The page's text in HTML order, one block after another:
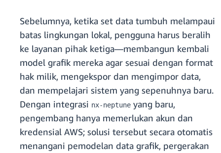
Sebelumnya, ketika set data tumbuh melampaui
batas lingkungan lokal, pengguna harus beralih
ke layanan pihak ketiga—membangun kembali
model grafik mereka agar sesuai dengan format
hak milik, mengekspor dan mengimpor data,
dan mempelajari sistem yang sepenuhnya baru.
Dengan integrasi nx-neptune yang baru,
pengembang hanya memerlukan akun dan
kredensial AWS; solusi tersebut secara otomatis
menangani pemodelan data grafik, pergerakan